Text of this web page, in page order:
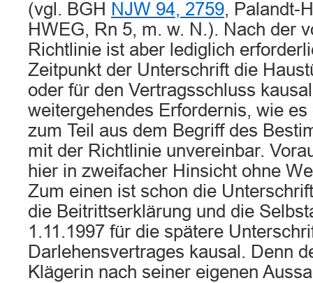
(vgl. BGH NJW 94, 2759, Palandt-
HWEG, Rn 5, m. w. N.). Nach der
Richtlinie ist aber lediglich
Zeitpunkt der Unterschrift die
oder für den Vertragsschluss
weitergehendes Erfordernis, wie
zum Teil aus dem Begriff des
mit der Richtlinie unvereinbar.
hier in zweifacher Hinsicht ohne
Zum einen ist schon die
die Beitrittserklärung und die
1.11.1997 für die spätere
Darlehensvertrages kausal. Denn
Klägerin nach seiner eigenen